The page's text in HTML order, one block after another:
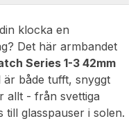
klocka en
Det här armbandet
Series 1-3 42mm
både tufft, snyggt
allt - från svettiga
till glasspauser i solen.